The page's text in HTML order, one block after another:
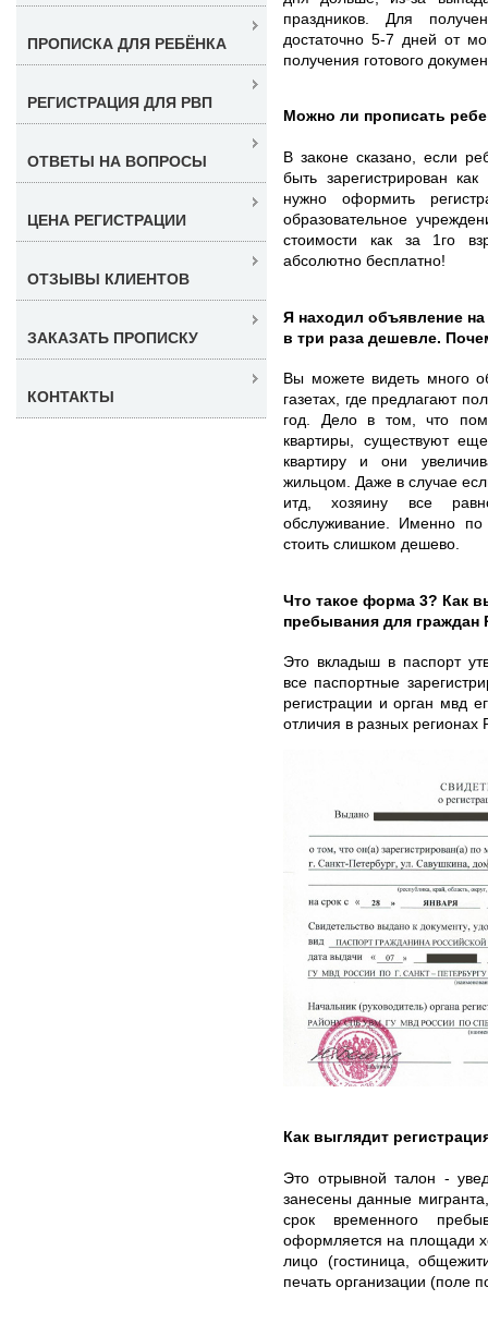
праздников. Для
достаточно 5-7 дней от
получения готового
Можно ли прописать
В законе сказано, если
быть зарегистрирован
нужно оформить
образовательное
стоимости как за 1го
абсолютно бесплатно!
Я находил объявление на
в три раза дешевле.
Вы можете видеть много
газетах, где предлагают
год. Дело в том, что
квартиры, существуют
квартиру и они
жильцом. Даже в случае
итд, хозяину все
обслуживание. Именно
стоить слишком дешево.
Что такое форма 3? Как
пребывания для граждан
Это вкладыш в паспорт
все паспортные
регистрации и орган мвд
отличия в разных регионах
Как выглядит
Это отрывной талон -
занесены данные
срок временного
оформляется на площади
лицо (гостиница,
печать организации (поле
ПРОПИСКА ДЛЯ РЕБЁНКА
РЕГИСТРАЦИЯ ДЛЯ РВП
ОТВЕТЫ НА ВОПРОСЫ
ЦЕНА РЕГИСТРАЦИИ
ОТЗЫВЫ КЛИЕНТОВ
ЗАКАЗАТЬ ПРОПИСКУ
КОНТАКТЫ